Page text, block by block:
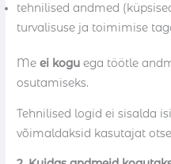
tehnilised andmed
turvalisuse ja toimimise
Meei kogu ega töötle
osutamiseks.
Tehnilised logid ei sisalda
võimaldaksid kasutajat